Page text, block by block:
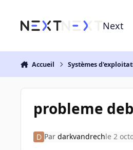
Next
Accueil Systèmes
probleme
Par darkvandrechle 2